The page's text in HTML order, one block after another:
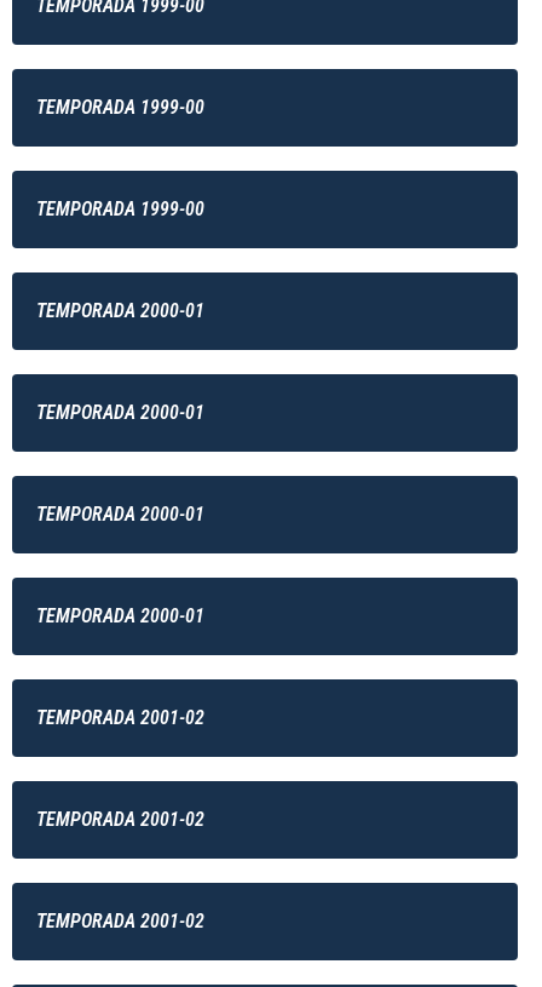
TEMPORADA 1999-00
TEMPORADA 1999-00
TEMPORADA 1999-00
TEMPORADA 2000-01
TEMPORADA 2000-01
TEMPORADA 2000-01
TEMPORADA 2000-01
TEMPORADA 2001-02
TEMPORADA 2001-02
TEMPORADA 2001-02